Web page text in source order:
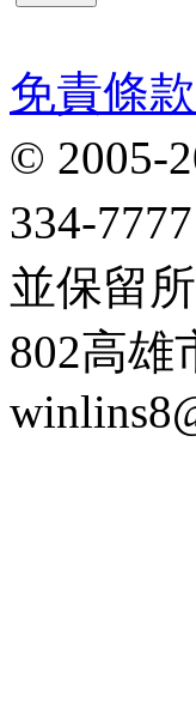
免責條款
© 2005-
334-
並保留
802高雄